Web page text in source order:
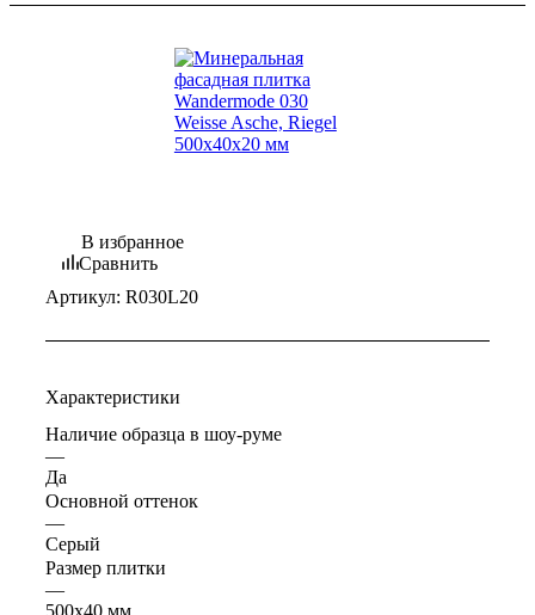
В избранное
Сравнить
Артикул: R030L20
Характеристики
Наличие образца в шоу-руме
—
Да
Основной оттенок
—
Серый
Размер плитки
—